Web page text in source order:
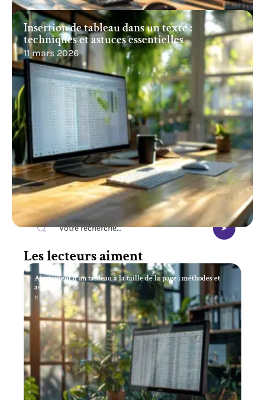
Insertion de tableau dans un texte :
techniques et astuces essentielles
11 mars 2026
Recherche
Les lecteurs aiment
Ajustement d’un tableau à la taille de la page : méthodes et
astuces
11 mars 2026